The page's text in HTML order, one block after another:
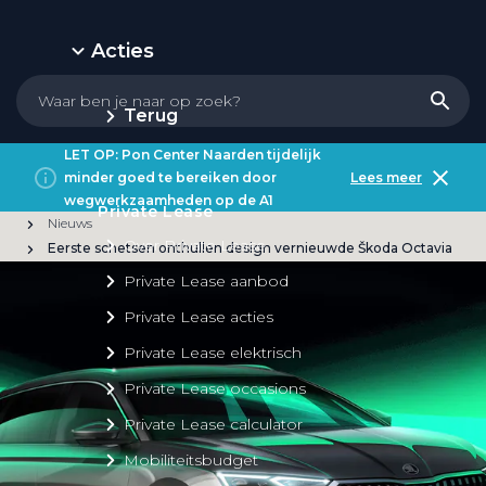
Acties
Terug
Private Lease
Over Private Lease
Private Lease aanbod
Private Lease acties
Private Lease elektrisch
Private Lease occasions
Private Lease calculator
Mobiliteitsbudget
LET OP: Pon Center Naarden tijdelijk
minder goed te bereiken door
wegwerkzaamheden op de A1
Lees meer
Nieuws
Eerste schetsen onthullen design vernieuwde Škoda Octavia